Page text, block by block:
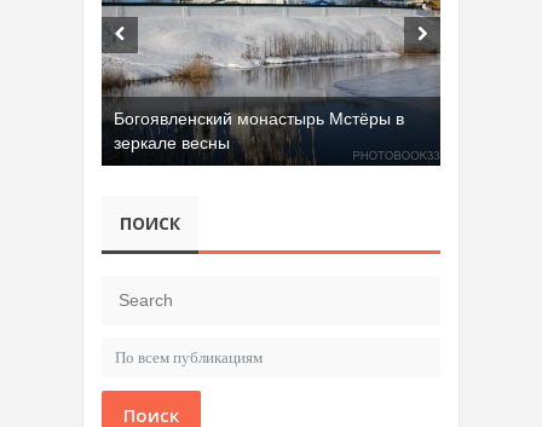
Богоявленский монастырь Мстёры в
зеркале весны
Добрятинский карьер (д. Алферово)
ПОИСК
Поиск